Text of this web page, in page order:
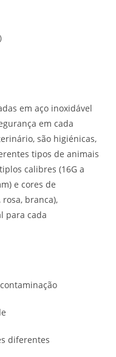
em aço inoxidável
em cada
são higiénicas,
tipos de animais
calibres (16G a
e cores de
branca),
para cada
diferentes